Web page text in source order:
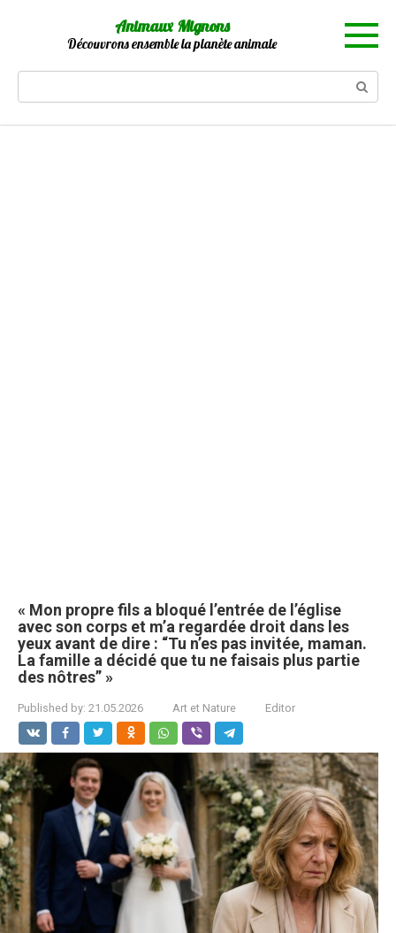
Animaux Mignons
Découvrons ensemble la planète animale
« Mon propre fils a bloqué l’entrée de l’église
avec son corps et m’a regardée droit dans les
yeux avant de dire : “Tu n’es pas invitée, maman.
La famille a décidé que tu ne faisais plus partie
des nôtres” »
Published by: 21.05.2026 Art et Nature Editor